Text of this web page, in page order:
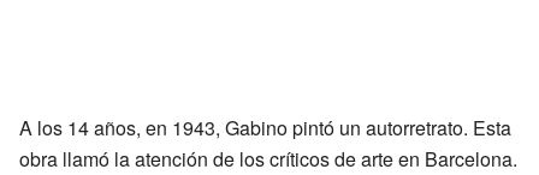
A los 14 años, en 1943, Gabino pintó un autorretrato. Esta
obra llamó la atención de los críticos de arte en Barcelona.